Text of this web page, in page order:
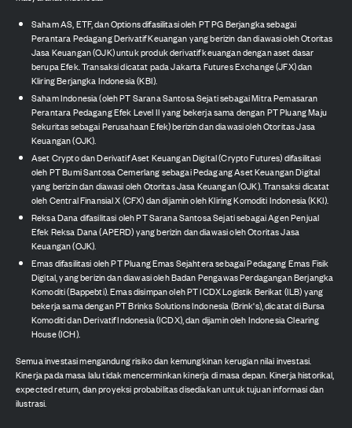
Saham AS, ETF, dan Options difasilitasi oleh PT PG Berjangka sebagai
Perantara Pedagang Derivatif Keuangan yang berizin dan diawasi oleh Otoritas
Jasa Keuangan (OJK) untuk produk derivatif keuangan dengan aset dasar
berupa Efek. Transaksi dicatat pada Jakarta Futures Exchange (JFX) dan
Kliring Berjangka Indonesia (KBI).
Saham Indonesia (oleh PT Sarana Santosa Sejati sebagai Mitra Pemasaran
Perantara Pedagang Efek Level II yang bekerja sama dengan PT Pluang Maju
Sekuritas sebagai Perusahaan Efek) berizin dan diawasi oleh Otoritas Jasa
Keuangan (OJK).
Aset Crypto dan Derivatif Aset Keuangan Digital (Crypto Futures) difasilitasi
oleh PT Bumi Santosa Cemerlang sebagai Pedagang Aset Keuangan Digital
yang berizin dan diawasi oleh Otoritas Jasa Keuangan (OJK). Transaksi dicatat
oleh Central Finansial X (CFX) dan dijamin oleh Kliring Komoditi Indonesia (KKI).
Reksa Dana difasilitasi oleh PT Sarana Santosa Sejati sebagai Agen Penjual
Efek Reksa Dana (APERD) yang berizin dan diawasi oleh Otoritas Jasa
Keuangan (OJK).
Emas difasilitasi oleh PT Pluang Emas Sejahtera sebagai Pedagang Emas Fisik
Digital, yang berizin dan diawasi oleh Badan Pengawas Perdagangan Berjangka
Komoditi (Bappebti). Emas disimpan oleh PT ICDX Logistik Berikat (ILB) yang
bekerja sama dengan PT Brinks Solutions Indonesia (Brink's), dicatat di Bursa
Komoditi dan Derivatif Indonesia (ICDX), dan dijamin oleh Indonesia Clearing
House (ICH).
Semua investasi mengandung risiko dan kemungkinan kerugian nilai investasi.
Kinerja pada masa lalu tidak mencerminkan kinerja di masa depan. Kinerja historikal,
expected return, dan proyeksi probabilitas disediakan untuk tujuan informasi dan
ilustrasi.